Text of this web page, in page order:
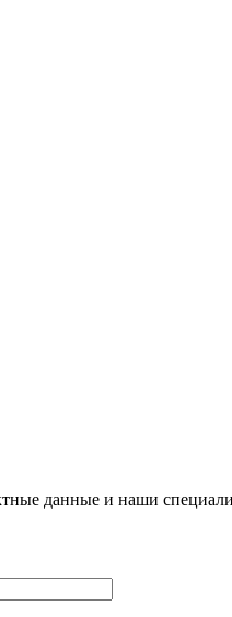
данные и наши